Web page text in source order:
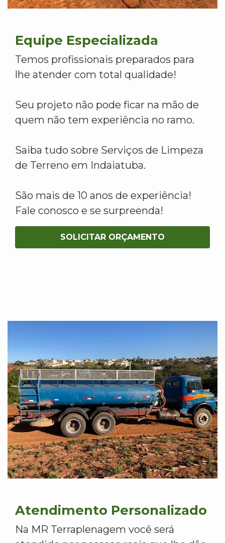
Equipe Especializada
Temos profissionais preparados para
lhe atender com total qualidade!
Seu projeto não pode ficar na mão de
quem não tem experiência no ramo.
Saiba tudo sobre Serviços de Limpeza
de Terreno em Indaiatuba.
São mais de 10 anos de experiência!
Fale conosco e se surpreenda!
SOLICITAR ORÇAMENTO
Atendimento Personalizado
Na MR Terraplenagem você será